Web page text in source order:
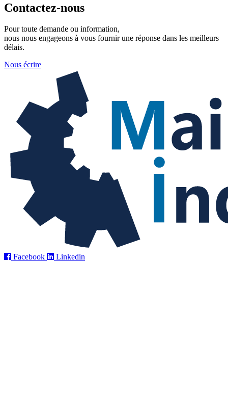
Contactez-nous
Pour toute demande ou information,
nous nous engageons à vous fournir une réponse dans les meilleurs
délais.
Nous écrire
Facebook Linkedin